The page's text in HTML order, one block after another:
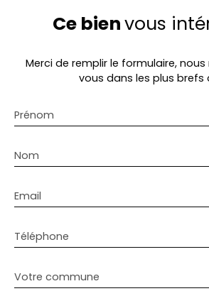
Ce bienvous
Merci de remplir le formulaire, nous
vous dans les plus brefs
Prénom
Nom
Email
Téléphone
Votre commune